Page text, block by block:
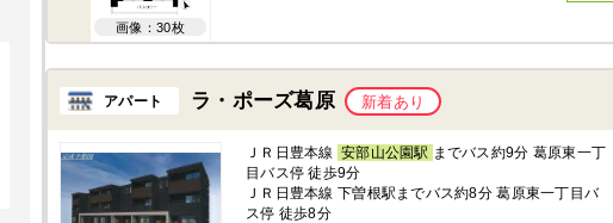
画像：30枚
アパート ラ・ポーズ葛原 新着あり
ＪＲ日豊本線 安部山公園駅 までバス約9分 葛原東一丁
目バス停 徒歩9分
ＪＲ日豊本線 下曽根駅までバス約8分 葛原東一丁目バ
ス停 徒歩8分